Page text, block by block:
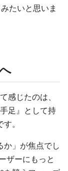
たいと思いま
感じたのは、
足』として持
。
か」が焦点でし
ザーにもっと